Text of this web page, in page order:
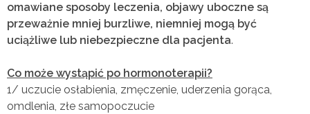
omawiane sposoby leczenia, objawy uboczne są
przeważnie mniej burzliwe, niemniej mogą być
uciążliwe lub niebezpieczne dla pacjenta.
Co może wystąpić po hormonoterapii?
1/ uczucie osłabienia, zmęczenie, uderzenia gorąca,
omdlenia, złe samopoczucie